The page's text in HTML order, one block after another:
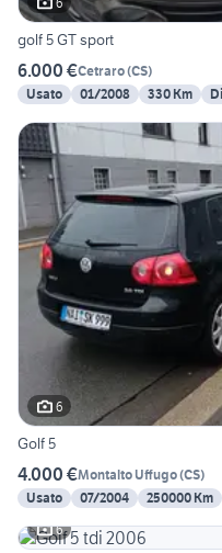
golf 5 GT sport
6.000 €Cetraro(CS)
Usato
01/2008 330 Km
6
Golf 5
4.000 €Montalto Uffugo(CS)
Usato
07/2004 250000 Km
6